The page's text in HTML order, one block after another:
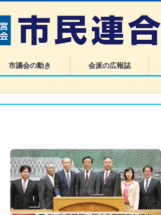
市議会の動き 会派の広報誌